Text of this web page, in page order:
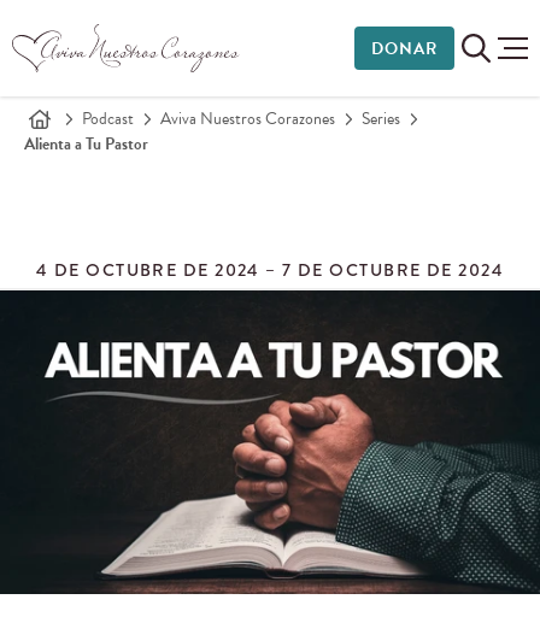
DONAR
Podcast Aviva Nuestros Corazones
Series
Alienta a Tu Pastor
4 DE OCTUBRE DE 2024 – 7 DE OCTUBRE DE 2024